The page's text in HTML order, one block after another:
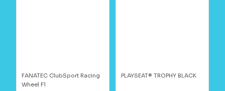
FANATEC ClubSport Racing
Wheel F1
PLAYSEAT® TROPHY BLACK